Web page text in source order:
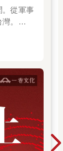
。從軍事
。我們